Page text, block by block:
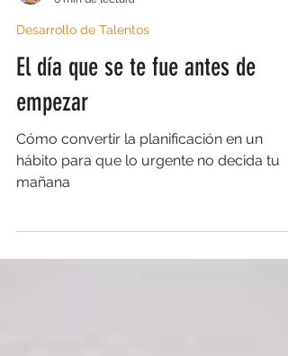
6 min de lectura
Desarrollo de Talentos
El día que se te fue antes de
empezar
Cómo convertir la planificación en un
hábito para que lo urgente no decida tu